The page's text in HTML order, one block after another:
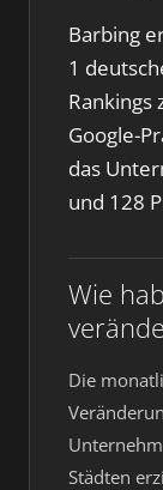
Barbing
1
Rankings
Google-
das
und 128
Wie
Die
Städten